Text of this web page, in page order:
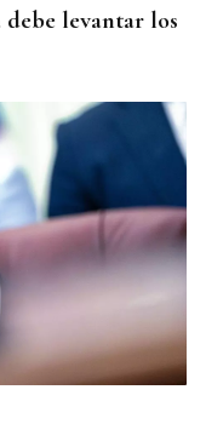
debe levantar los